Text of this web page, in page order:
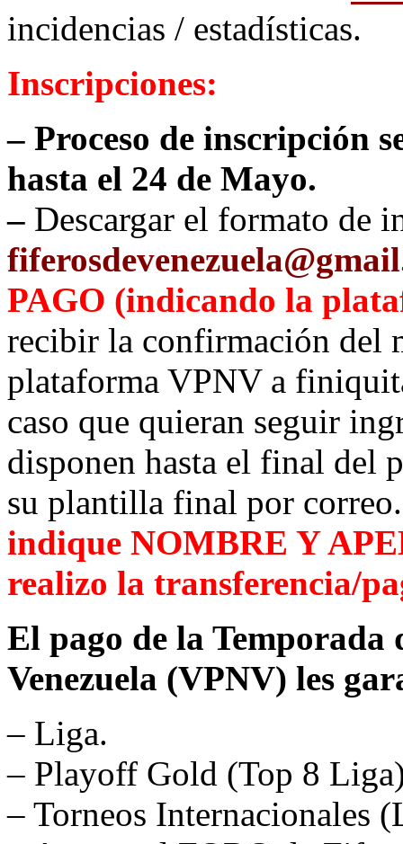
incidencias / estadísticas.
Inscripciones:
– Proceso de inscripción
hasta el 24 de Mayo.
– Descargar el formato de
PAGO (indicando la
recibir la confirmación del
plataforma VPNV a
caso que quieran seguir
disponen hasta el final del
su plantilla final por
indique NOMBRE Y
realizo la transferencia/
El pago de la
Venezuela (VPNV) les
– Liga.
– Playoff Gold (Top 8
– Torneos Internacionales